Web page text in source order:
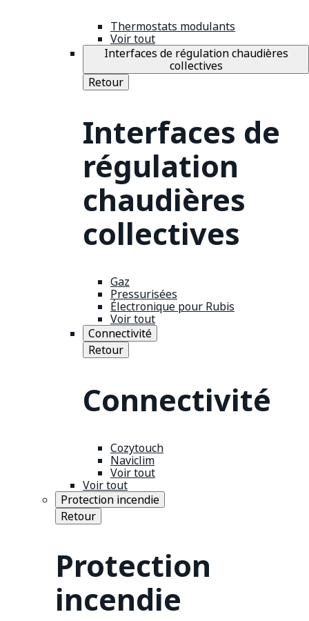
Thermostats modulants
Voir tout
Interfaces de régulation chaudières
collectives
Retour
Interfaces de
régulation
chaudières
collectives
Gaz
Pressurisées
Électronique pour Rubis
Voir tout
Connectivité
Retour
Connectivité
Cozytouch
Naviclim
Voir tout
Voir tout
Protection incendie
Retour
Protection
incendie